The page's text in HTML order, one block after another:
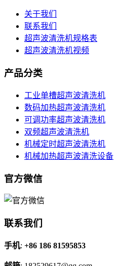
关于我们
联系我们
超声波清洗机规格表
超声波清洗机视频
产品分类
工业单槽超声波清洗机
数码加热超声波清洗机
可调功率超声波清洗机
双频超声波清洗机
机械定时超声波清洗机
机械加热超声波清洗设备
官方微信
联系我们
手机: +86 186 81595853